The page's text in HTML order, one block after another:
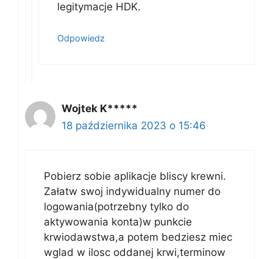
legitymacje HDK.
Odpowiedz
Wojtek K*****
18 października 2023 o 15:46
Pobierz sobie aplikacje bliscy krewni.
Załatw swoj indywidualny numer do
logowania(potrzebny tylko do
aktywowania konta)w punkcie
krwiodawstwa,a potem bedziesz miec
wglad w ilosc oddanej krwi,terminow